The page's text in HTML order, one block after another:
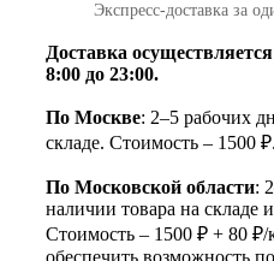
Экспресс‑доставка за
Доставка
8:00 до 23:00.
По Москве: 2–5 рабочих
складе. Стоимость – 1500 ₽.
По Московской области:
наличии товара на складе
Стоимость – 1500 ₽ + 80 ₽/